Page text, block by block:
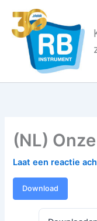
naar
(NL)
Laat een reactie
Download